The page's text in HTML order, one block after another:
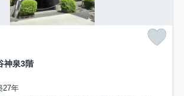
神泉3階
27年